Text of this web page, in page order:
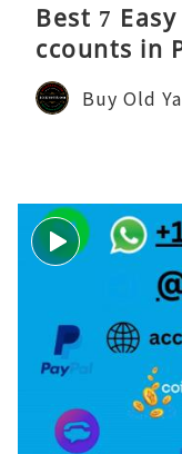
Best 7
ccounts in
Buy Old